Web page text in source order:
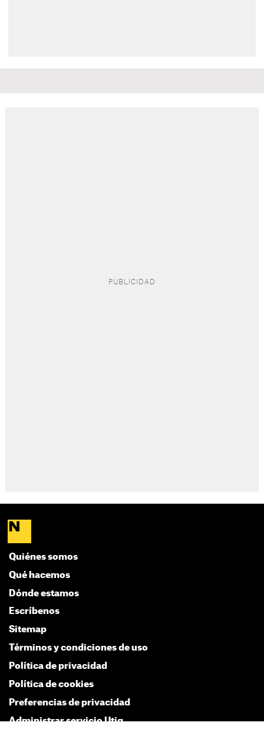
Quiénes somos
Qué hacemos
Dónde estamos
Escríbenos
Sitemap
Términos y condiciones de uso
Política de privacidad
Política de cookies
Preferencias de privacidad
Administrar servicio Utiq